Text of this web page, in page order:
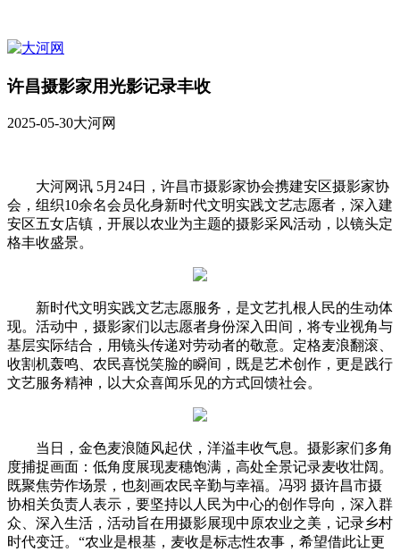
许昌摄影家用光影记录丰收
2025-05-30大河网
大河网讯 5月24日，许昌市摄影家协会携建安区摄影家协
会，组织10余名会员化身新时代文明实践文艺志愿者，深入建
安区五女店镇，开展以农业为主题的摄影采风活动，以镜头定
格丰收盛景。
新时代文明实践文艺志愿服务，是文艺扎根人民的生动体
现。活动中，摄影家们以志愿者身份深入田间，将专业视角与
基层实际结合，用镜头传递对劳动者的敬意。定格麦浪翻滚、
收割机轰鸣、农民喜悦笑脸的瞬间，既是艺术创作，更是践行
文艺服务精神，以大众喜闻乐见的方式回馈社会。
当日，金色麦浪随风起伏，洋溢丰收气息。摄影家们多角
度捕捉画面：低角度展现麦穗饱满，高处全景记录麦收壮阔。
既聚焦劳作场景，也刻画农民辛勤与幸福。冯羽 摄许昌市摄
协相关负责人表示，要坚持以人民为中心的创作导向，深入群
众、深入生活，活动旨在用摄影展现中原农业之美，记录乡村
时代变迁。“农业是根基，麦收是标志性农事，希望借此让更